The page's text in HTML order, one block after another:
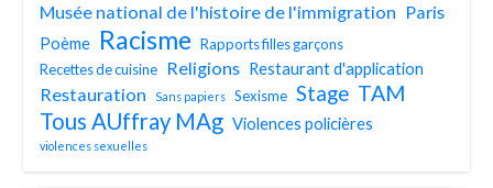
Musée national de l'histoire de l'immigration Paris
Poème Racisme Rapports filles garçons
Recettes de cuisine
Religions Restaurant d'application
Restauration Sans papiers Sexisme Stage TAM
Tous AUffray MAg Violences policières
violences sexuelles